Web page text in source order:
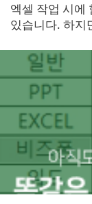
엑셀 작업 시에
있습니다. 하지
는데 간편...